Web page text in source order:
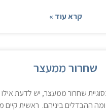
קרא עוד »
שחרור ממעצר
שחרור ממעצר, יש לדעת אילו
ההבדלים ביניהם. ראשית קיים